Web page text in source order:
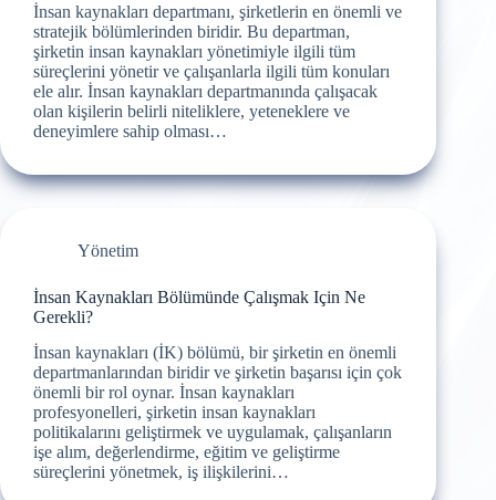
İnsan kaynakları departmanı, şirketlerin en önemli ve
stratejik bölümlerinden biridir. Bu departman,
şirketin insan kaynakları yönetimiyle ilgili tüm
süreçlerini yönetir ve çalışanlarla ilgili tüm konuları
ele alır. İnsan kaynakları departmanında çalışacak
olan kişilerin belirli niteliklere, yeteneklere ve
deneyimlere sahip olması…
Yönetim
İnsan Kaynakları Bölümünde Çalışmak Için Ne
Gerekli?
İnsan kaynakları (İK) bölümü, bir şirketin en önemli
departmanlarından biridir ve şirketin başarısı için çok
önemli bir rol oynar. İnsan kaynakları
profesyonelleri, şirketin insan kaynakları
politikalarını geliştirmek ve uygulamak, çalışanların
işe alım, değerlendirme, eğitim ve geliştirme
süreçlerini yönetmek, iş ilişkilerini…